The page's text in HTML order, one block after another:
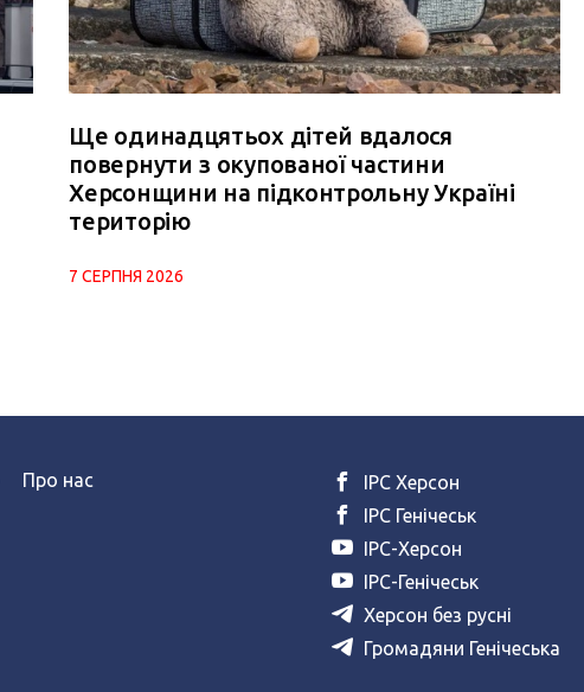
Ще одинадцятьох дітей вдалося
повернути з окупованої частини
Херсонщини на підконтрольну Україні
територію
7 СЕРПНЯ 2026
Про нас
ІРС Херсон
ІРС Генічеськ
ІРС-Херсон
ІРС-Генічеськ
Херсон без русні
Громадяни Генічеська